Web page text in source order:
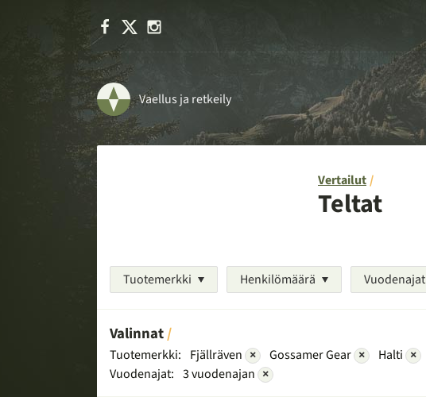
Facebook
Vaellus ja retkeily
Vertailut
Teltat
Tuotemerkki Henkilömäärä Vuodenajat
Valinnat
Tuotemerkki: Fjällräven × Gossamer Gear × Halti ×
Vuodenajat: 3 vuodenajan ×